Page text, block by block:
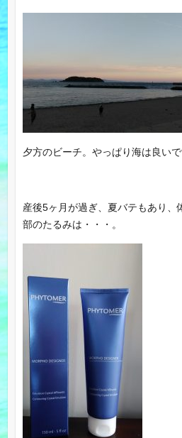
夕方のビーチ。やっぱり海は良いで
産後5ヶ月が過ぎ、夏バテもあり、
部のたるみは・・・。